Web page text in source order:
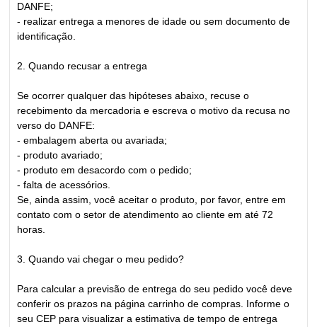
DANFE;
- realizar entrega a menores de idade ou sem documento de
identificação.
2. Quando recusar a entrega
Se ocorrer qualquer das hipóteses abaixo, recuse o
recebimento da mercadoria e escreva o motivo da recusa no
verso do DANFE:
- embalagem aberta ou avariada;
- produto avariado;
- produto em desacordo com o pedido;
- falta de acessórios.
Se, ainda assim, você aceitar o produto, por favor, entre em
contato com o setor de atendimento ao cliente em até 72
horas.
3. Quando vai chegar o meu pedido?
Para calcular a previsão de entrega do seu pedido você deve
conferir os prazos na página carrinho de compras. Informe o
seu CEP para visualizar a estimativa de tempo de entrega